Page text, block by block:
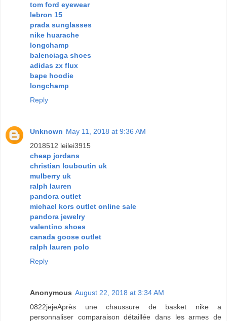
tom ford eyewear
lebron 15
prada sunglasses
nike huarache
longchamp
balenciaga shoes
adidas zx flux
bape hoodie
longchamp
Reply
Unknown May 11, 2018 at 9:36 AM
2018512 leilei3915
cheap jordans
christian louboutin uk
mulberry uk
ralph lauren
pandora outlet
michael kors outlet online sale
pandora jewelry
valentino shoes
canada goose outlet
ralph lauren polo
Reply
Anonymous August 22, 2018 at 3:34 AM
0822jejeAprès une chaussure de basket nike a
personnaliser comparaison détaillée dans les armes de